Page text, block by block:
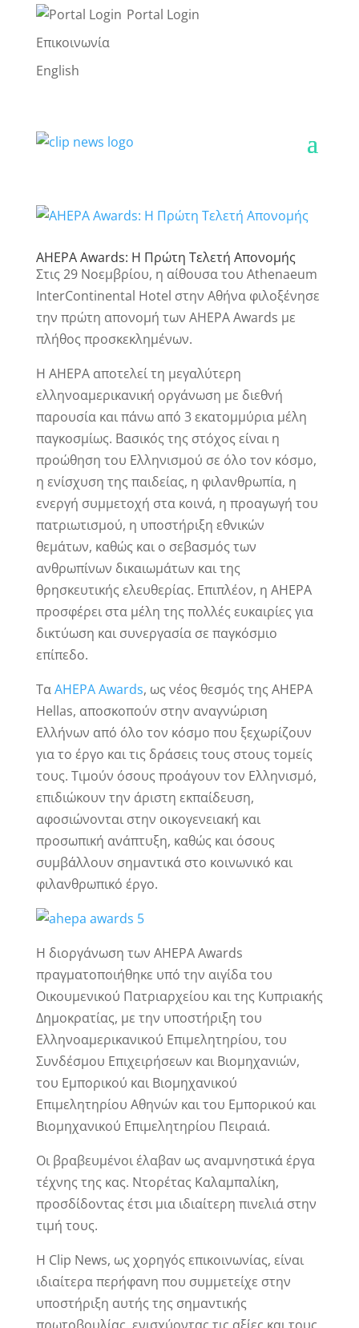
Portal Login
Επικοινωνία
English
AHEPA Awards: Η Πρώτη Τελετή Απονομής
Στις 29 Νοεμβρίου, η αίθουσα του Athenaeum
InterContinental Hotel στην Αθήνα φιλοξένησε
την πρώτη απονομή των AHEPA Awards με
πλήθος προσκεκλημένων.
Η AHEPA αποτελεί τη μεγαλύτερη
ελληνοαμερικανική οργάνωση με διεθνή
παρουσία και πάνω από 3 εκατομμύρια μέλη
παγκοσμίως. Βασικός της στόχος είναι η
προώθηση του Ελληνισμού σε όλο τον κόσμο,
η ενίσχυση της παιδείας, η φιλανθρωπία, η
ενεργή συμμετοχή στα κοινά, η προαγωγή του
πατριωτισμού, η υποστήριξη εθνικών
θεμάτων, καθώς και ο σεβασμός των
ανθρωπίνων δικαιωμάτων και της
θρησκευτικής ελευθερίας. Επιπλέον, η AHEPA
προσφέρει στα μέλη της πολλές ευκαιρίες για
δικτύωση και συνεργασία σε παγκόσμιο
επίπεδο.
ΤαAHEPA Awards, ως νέος θεσμός της AHEPA
Hellas, αποσκοπούν στην αναγνώριση
Ελλήνων από όλο τον κόσμο που ξεχωρίζουν
για το έργο και τις δράσεις τους στους τομείς
τους. Τιμούν όσους προάγουν τον Ελληνισμό,
επιδιώκουν την άριστη εκπαίδευση,
αφοσιώνονται στην οικογενειακή και
προσωπική ανάπτυξη, καθώς και όσους
συμβάλλουν σημαντικά στο κοινωνικό και
φιλανθρωπικό έργο.
Η διοργάνωση των AHEPA Awards
πραγματοποιήθηκε υπό την αιγίδα του
Οικουμενικού Πατριαρχείου και της Κυπριακής
Δημοκρατίας, με την υποστήριξη του
Ελληνοαμερικανικού Επιμελητηρίου, του
Συνδέσμου Επιχειρήσεων και Βιομηχανιών,
του Εμπορικού και Βιομηχανικού
Επιμελητηρίου Αθηνών και του Εμπορικού και
Βιομηχανικού Επιμελητηρίου Πειραιά.
Οι βραβευμένοι έλαβαν ως αναμνηστικά έργα
τέχνης της κας. Ντορέτας Καλαμπαλίκη,
προσδίδοντας έτσι μια ιδιαίτερη πινελιά στην
τιμή τους.
Η Clip News, ως χορηγός επικοινωνίας, είναι
ιδιαίτερα περήφανη που συμμετείχε στην
υποστήριξη αυτής της σημαντικής